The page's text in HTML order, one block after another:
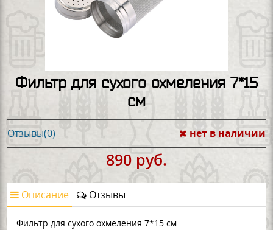
Фильтр для сухого охмеления 7*15
см
Отзывы(0) нет в наличии
890 руб.
Описание Отзывы
Фильтр для сухого охмеления 7*15 см